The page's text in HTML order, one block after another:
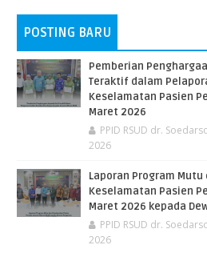
POSTING BARU
Pemberian
Teraktif dalam
Keselamatan Pasien
Maret 2026
PPID RSUD dr.
2026
Laporan Program Mutu
Keselamatan Pasien
Maret 2026 kepada
PPID RSUD dr.
2026